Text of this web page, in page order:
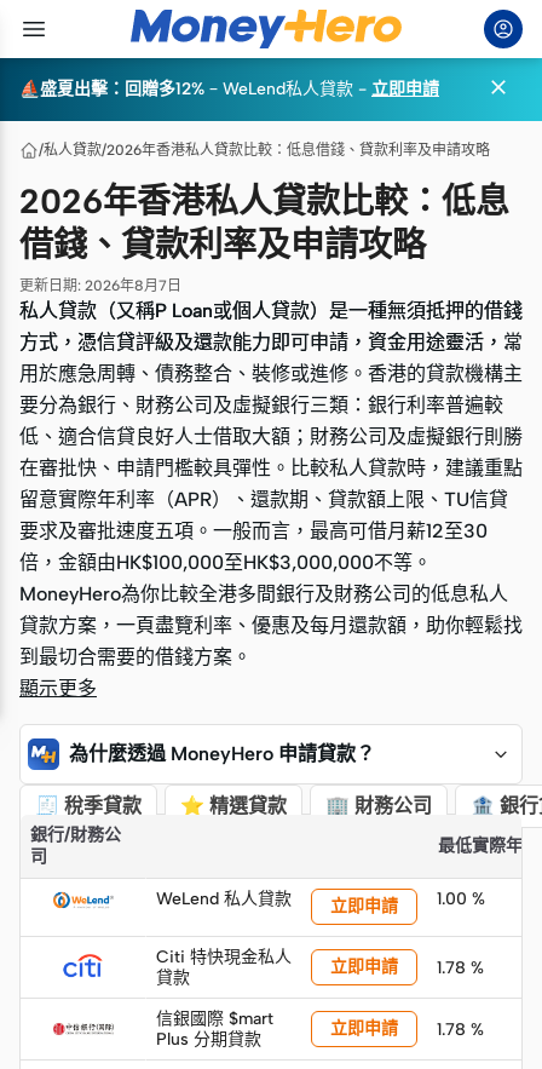
⛵盛夏出擊：回贈多12% – WeLend私人貸款 - 立即申請 
/私人貸款/2026年香港私人貸款比較：低息借錢、貸款利率及申請攻略
2026年香港私人貸款比較：低息
借錢、貸款利率及申請攻略
更新日期: 2026年8月7日
私人貸款（又稱P Loan或個人貸款）是一種無須抵押的借錢
方式，憑信貸評級及還款能力即可申請，資金用途靈活，常
用於應急周轉、債務整合、裝修或進修。香港的貸款機構主
要分為銀行、財務公司及虛擬銀行三類：銀行利率普遍較
低、適合信貸良好人士借取大額；財務公司及虛擬銀行則勝
在審批快、申請門檻較具彈性。比較私人貸款時，建議重點
留意實際年利率（APR）、還款期、貸款額上限、TU信貸
要求及審批速度五項。一般而言，最高可借月薪12至30
倍，金額由HK$100,000至HK$3,000,000不等。
MoneyHero為你比較全港多間銀行及財務公司的低息私人
貸款方案，一頁盡覽利率、優惠及每月還款額，助你輕鬆找
到最切合需要的借錢方案。
私人貸款（又稱P Loan或個人貸款）是一種無須抵押的借錢
方式，憑信貸評級及還款能力即可申請，資金用途靈活，常
用於應急周轉、債務整合、裝修或進修。香港的貸款機構主
要分為銀行、財務公司及虛擬銀行三類：銀行利率普遍較
低、適合信貸良好人士借取大額；財務公司及虛擬銀行則勝
在審批快、申請門檻較具彈性。比較私人貸款時，建議重點
留意實際年利率（APR）、還款期、貸款額上限、TU信貸
要求及審批速度五項。一般而言，最高可借月薪12至30
倍，金額由HK$100,000至HK$3,000,000不等。
MoneyHero為你比較全港多間銀行及財務公司的低息私人
貸款方案，一頁盡覽利率、優惠及每月還款額，助你輕鬆找
到最切合需要的借錢方案。
顯示更多
為什麼透過 MoneyHero 申請貸款？
🧾 稅季貸款 ⭐ 精選貸款 🏢 財務公司
🏦 銀
「快速摘要」
銀行/財務公
司
最低實際年
WeLend 私人貸款 立即申請 1.00 %
Citi 特快現金私人
貸款
立即申請 1.78 %
信銀國際 $mart
Plus 分期貸款
立即申請 1.78 %